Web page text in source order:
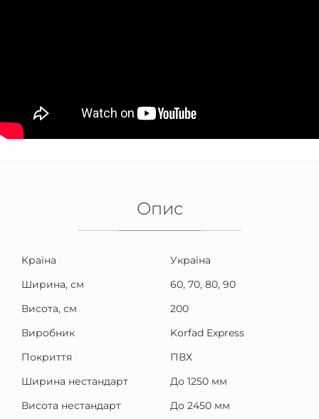
Опис
Країна
Україна
Ширина, см
60, 70, 80, 90
Висота, см
200
Виробник
Korfad Express
Покриття
ПВХ
Ширина нестандарт
До 1250 мм
Висота нестандарт
До 2450 мм